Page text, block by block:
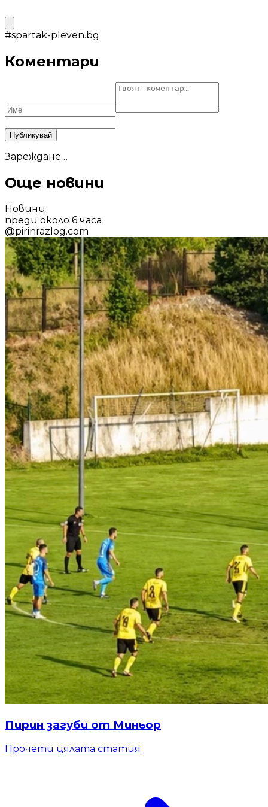
#spartak-pleven.bg
Коментари
Публикувай
Зареждане…
Още новини
Новини
преди около 6 часа
@pirinrazlog.com
Пирин загуби от Миньор
Прочети цялата статия